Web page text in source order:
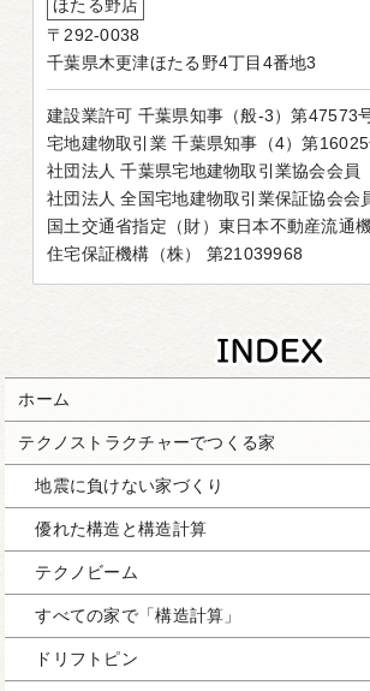
ほたる野店
〒292-0038
千葉県木更津ほたる野4丁目4番地3
建設業許可 千葉県知事（般-3）第47573
宅地建物取引業 千葉県知事（4）第
社団法人 千葉県宅地建物取引業協会会員
社団法人 全国宅地建物取引業保証協会会
国土交通省指定（財）東日本不動産流通
住宅保証機構（株） 第21039968
ホーム
テクノストラクチャーでつくる家
地震に負けない家づくり
優れた構造と構造計算
テクノビーム
すべての家で「構造計算」
ドリフトピン